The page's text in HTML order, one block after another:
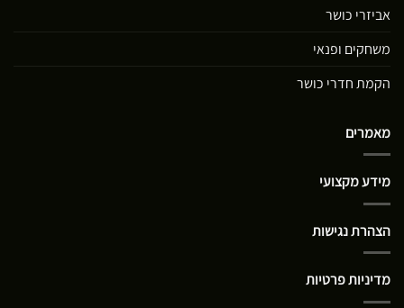
אביזרי כושר
משחקים ופנאי
הקמת חדרי כושר
מאמרים
מידע מקצועי
הצהרת נגישות
מדיניות פרטיות